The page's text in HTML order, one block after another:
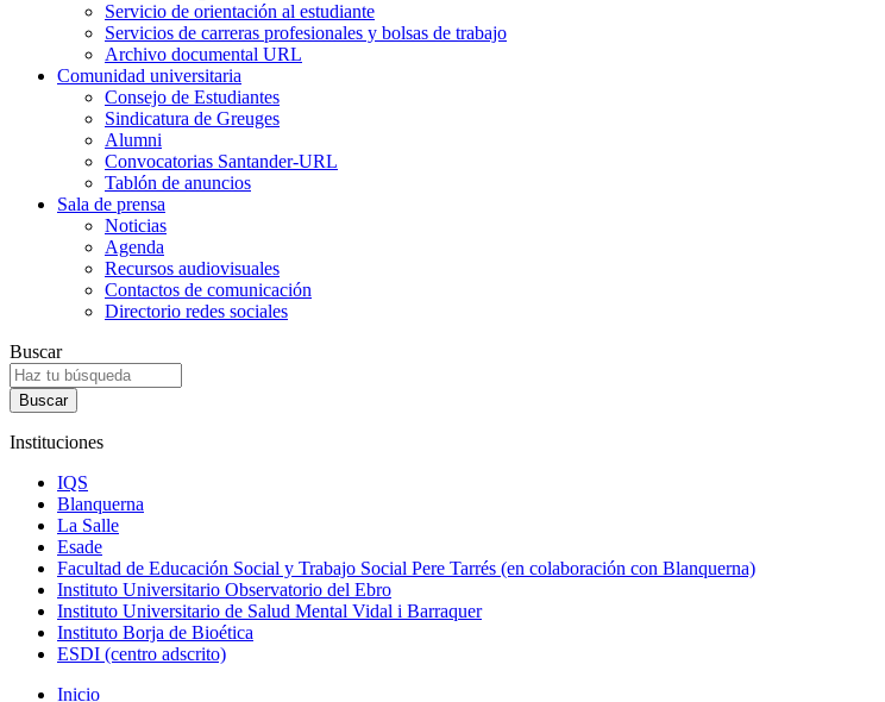
Servicio de orientación al estudiante
Servicios de carreras profesionales y bolsas de trabajo
Archivo documental URL
Comunidad universitaria
Consejo de Estudiantes
Sindicatura de Greuges
Alumni
Convocatorias Santander-URL
Tablón de anuncios
Sala de prensa
Noticias
Agenda
Recursos audiovisuales
Contactos de comunicación
Directorio redes sociales
Buscar
Instituciones
IQS
Blanquerna
La Salle
Esade
Facultad de Educación Social y Trabajo Social Pere Tarrés (en colaboración con Blanquerna)
Instituto Universitario Observatorio del Ebro
Instituto Universitario de Salud Mental Vidal i Barraquer
Instituto Borja de Bioética
ESDI (centro adscrito)
Inicio